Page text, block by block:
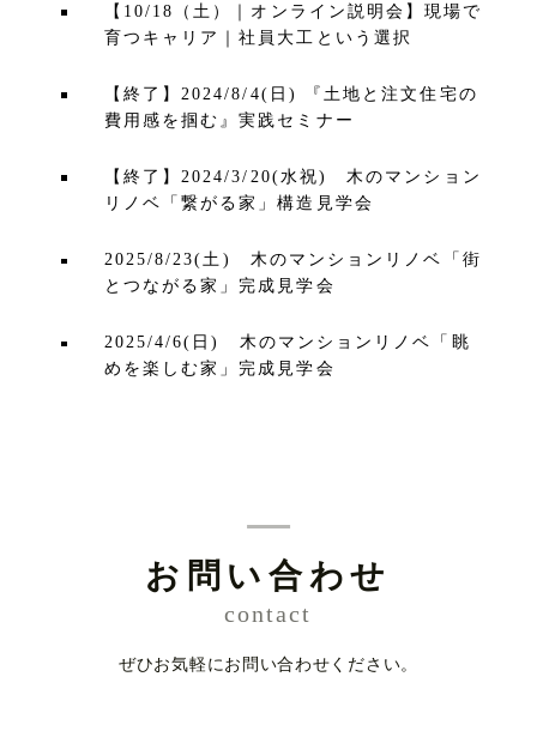
【10/18（土）｜オンライン説明会】現場で
育つキャリア｜社員大工という選択
【終了】2024/8/4(日) 『土地と注文住宅の
費用感を掴む』実践セミナー
【終了】2024/3/20(水祝) 木のマンション
リノベ「繋がる家」構造見学会
2025/8/23(土) 木のマンションリノベ「街
とつながる家」完成見学会
2025/4/6(日) 木のマンションリノベ「眺
めを楽しむ家」完成見学会
お問い合わせ
contact
ぜひお気軽にお問い合わせください。